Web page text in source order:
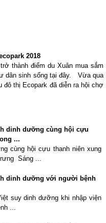
2018
thành điểm du Xuân mua sắm
dân sinh sống tại đây. Vừa qua
đô thị Ecopark đã diễn ra hội chợ
dinh dưỡng cùng hội cựu
...
cùng hội cựu thanh niên xung
Sáng ...
dinh dưỡng với người bệnh
suy dinh dưỡng khi nhập viện
...